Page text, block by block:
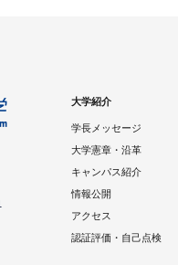
大学紹介
学長メッセージ
大学憲章・沿革
キャンパス紹介
情報公開
アクセス
認証評価・自己点検